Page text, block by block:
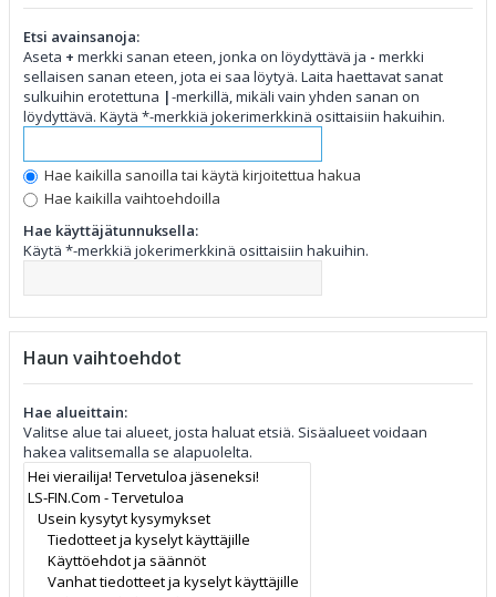
Etsi avainsanoja:
Aseta + merkki sanan eteen, jonka on löydyttävä ja - merkki
sellaisen sanan eteen, jota ei saa löytyä. Laita haettavat sanat
sulkuihin erotettuna |-merkillä, mikäli vain yhden sanan on
löydyttävä. Käytä *-merkkiä jokerimerkkinä osittaisiin hakuihin.
Hae kaikilla sanoilla tai käytä kirjoitettua hakua
Hae kaikilla vaihtoehdoilla
Hae käyttäjätunnuksella:
Käytä *-merkkiä jokerimerkkinä osittaisiin hakuihin.
Haun vaihtoehdot
Hae alueittain:
Valitse alue tai alueet, josta haluat etsiä. Sisäalueet voidaan
hakea valitsemalla se alapuolelta.